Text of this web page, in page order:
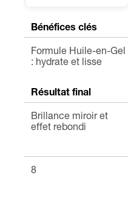
Bénéfices clés
Formule Huile-en-Gel
: hydrate et lisse
Résultat final
Brillance miroir et
effet rebondi
8